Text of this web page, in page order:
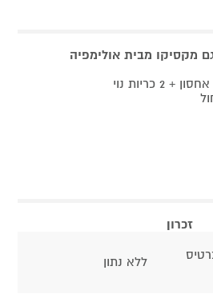
מקסיקו מבית אולימפיה
כריות נוי
זכרון
ללא נתון